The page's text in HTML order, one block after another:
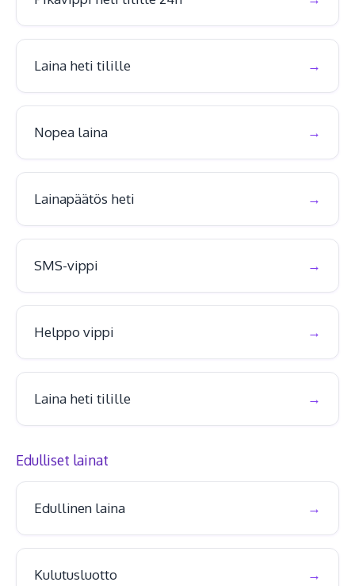
Laina heti tilille
Nopea laina
Lainapäätös heti
SMS-vippi
Helppo vippi
Laina heti tilille
Edulliset lainat
Edullinen laina
Kulutusluotto